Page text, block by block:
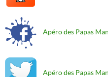
Apéro des Papas
Apéro des Papas